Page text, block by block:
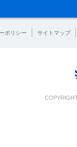
ポリシー サイトマップ